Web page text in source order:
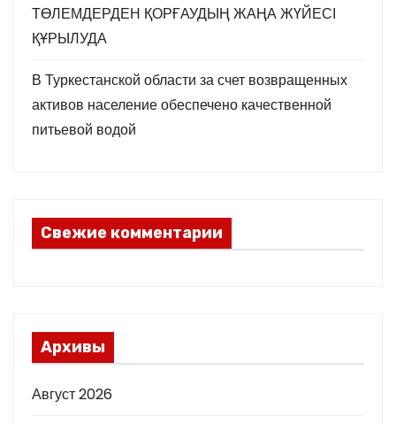
ТӨЛЕМДЕРДЕН ҚОРҒАУДЫҢ ЖАҢА ЖҮЙЕСІ
ҚҰРЫЛУДА
В Туркестанской области за счет возвращенных
активов население обеспечено качественной
питьевой водой
Свежие комментарии
Архивы
Август 2026